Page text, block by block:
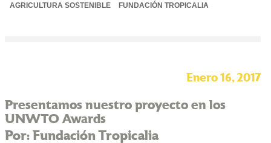
AGRICULTURA SOSTENIBLE
FUNDACIÓN TROPICALIA
Enero 16, 2017
Presentamos nuestro proyecto en los
UNWTO Awards
Por: Fundación Tropicalia